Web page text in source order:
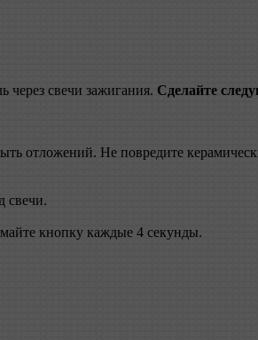
через свечи зажигания. Сделайте
отложений. Не повредите
свечи.
кнопку каждые 4 секунды.